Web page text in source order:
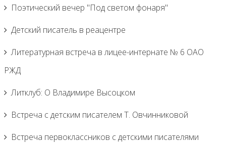
Поэтический вечер "Под светом фонаря"
Детский писатель в реацентре
Литературная встреча в лицее-интернате № 6 ОАО
РЖД
Литклуб: О Владимире Высоцком
Встреча с детским писателем Т. Овчинниковой
Встреча первоклассников с детскими писателями